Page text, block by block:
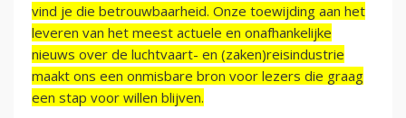
vind je die betrouwbaarheid. Onze toewijding aan het
leveren van het meest actuele en onafhankelijke
nieuws over de luchtvaart- en (zaken)reisindustrie
maakt ons een onmisbare bron voor lezers die graag
een stap voor willen blijven.